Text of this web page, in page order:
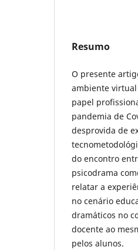
Resumo
O presente
ambiente virtual
papel
pandemia de
desprovida de
do encontro
psicodrama
relatar a
no cenário
dramáticos no
docente ao
pelos alunos.